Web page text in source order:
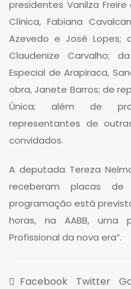
presidentes Vanilza
Clínica, Fabiana
Azevedo e José Lopes;
Claudenize Carvalho;
Especial de Arapiraca,
obra, Janete Barros; de
Única; além de
representantes de
convidados.
A deputada Tereza
receberam placas de
programação está
horas, na AABB,
Profissional da nova era”.
Facebook Twitter